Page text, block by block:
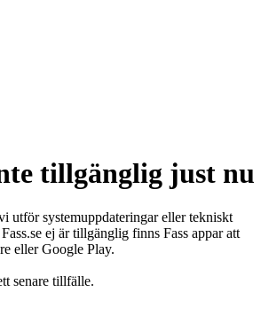
tillgänglig just nu
utför systemuppdateringar eller tekniskt
ej är tillgänglig finns Fass appar att
eller Google Play.
senare tillfälle.